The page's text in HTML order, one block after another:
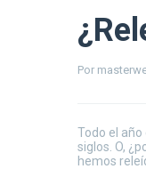
Por
Todo el año
siglos. O,
hemos